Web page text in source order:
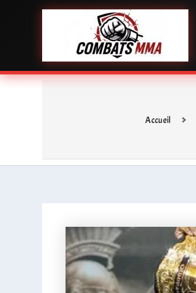
Accueil